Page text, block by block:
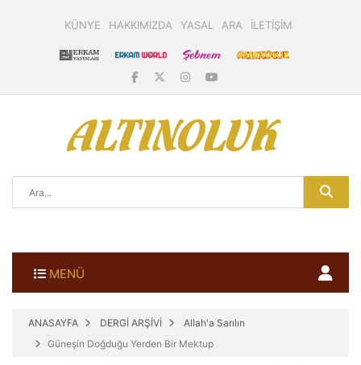
KÜNYE HAKKIMIZDA YASAL ARA İLETİŞİM
MENÜ
ANASAYFA DERGİ ARŞİVİ
Allah'a Sarılın
Güneşin Doğduğu Yerden Bir Mektup